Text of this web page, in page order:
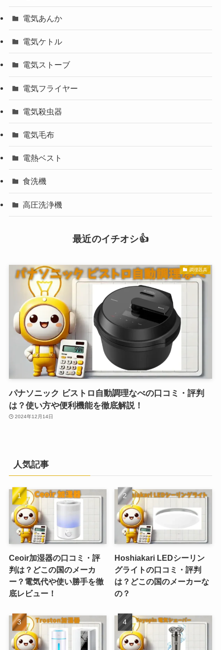
電気あんか
電気ケトル
電気ストーブ
電気フライヤー
電気殺虫器
電気毛布
電熱ベスト
食洗機
高圧洗浄機
最近のイチオシ👍
調理器具
パナソニック ビストロ自動調理なべの口コミ・評判
は？使い方や便利機能を徹底解説！
2024年12月14日
人気記事
Ceoir加湿器の口コミ・評
判は？どこの国のメーカ
ー？電気代や使い勝手を徹
底レビュー！
Hoshiakari LEDシーリン
グライトの口コミ・評判
は？どこの国のメーカーな
の？